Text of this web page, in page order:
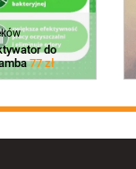
do
77 zł